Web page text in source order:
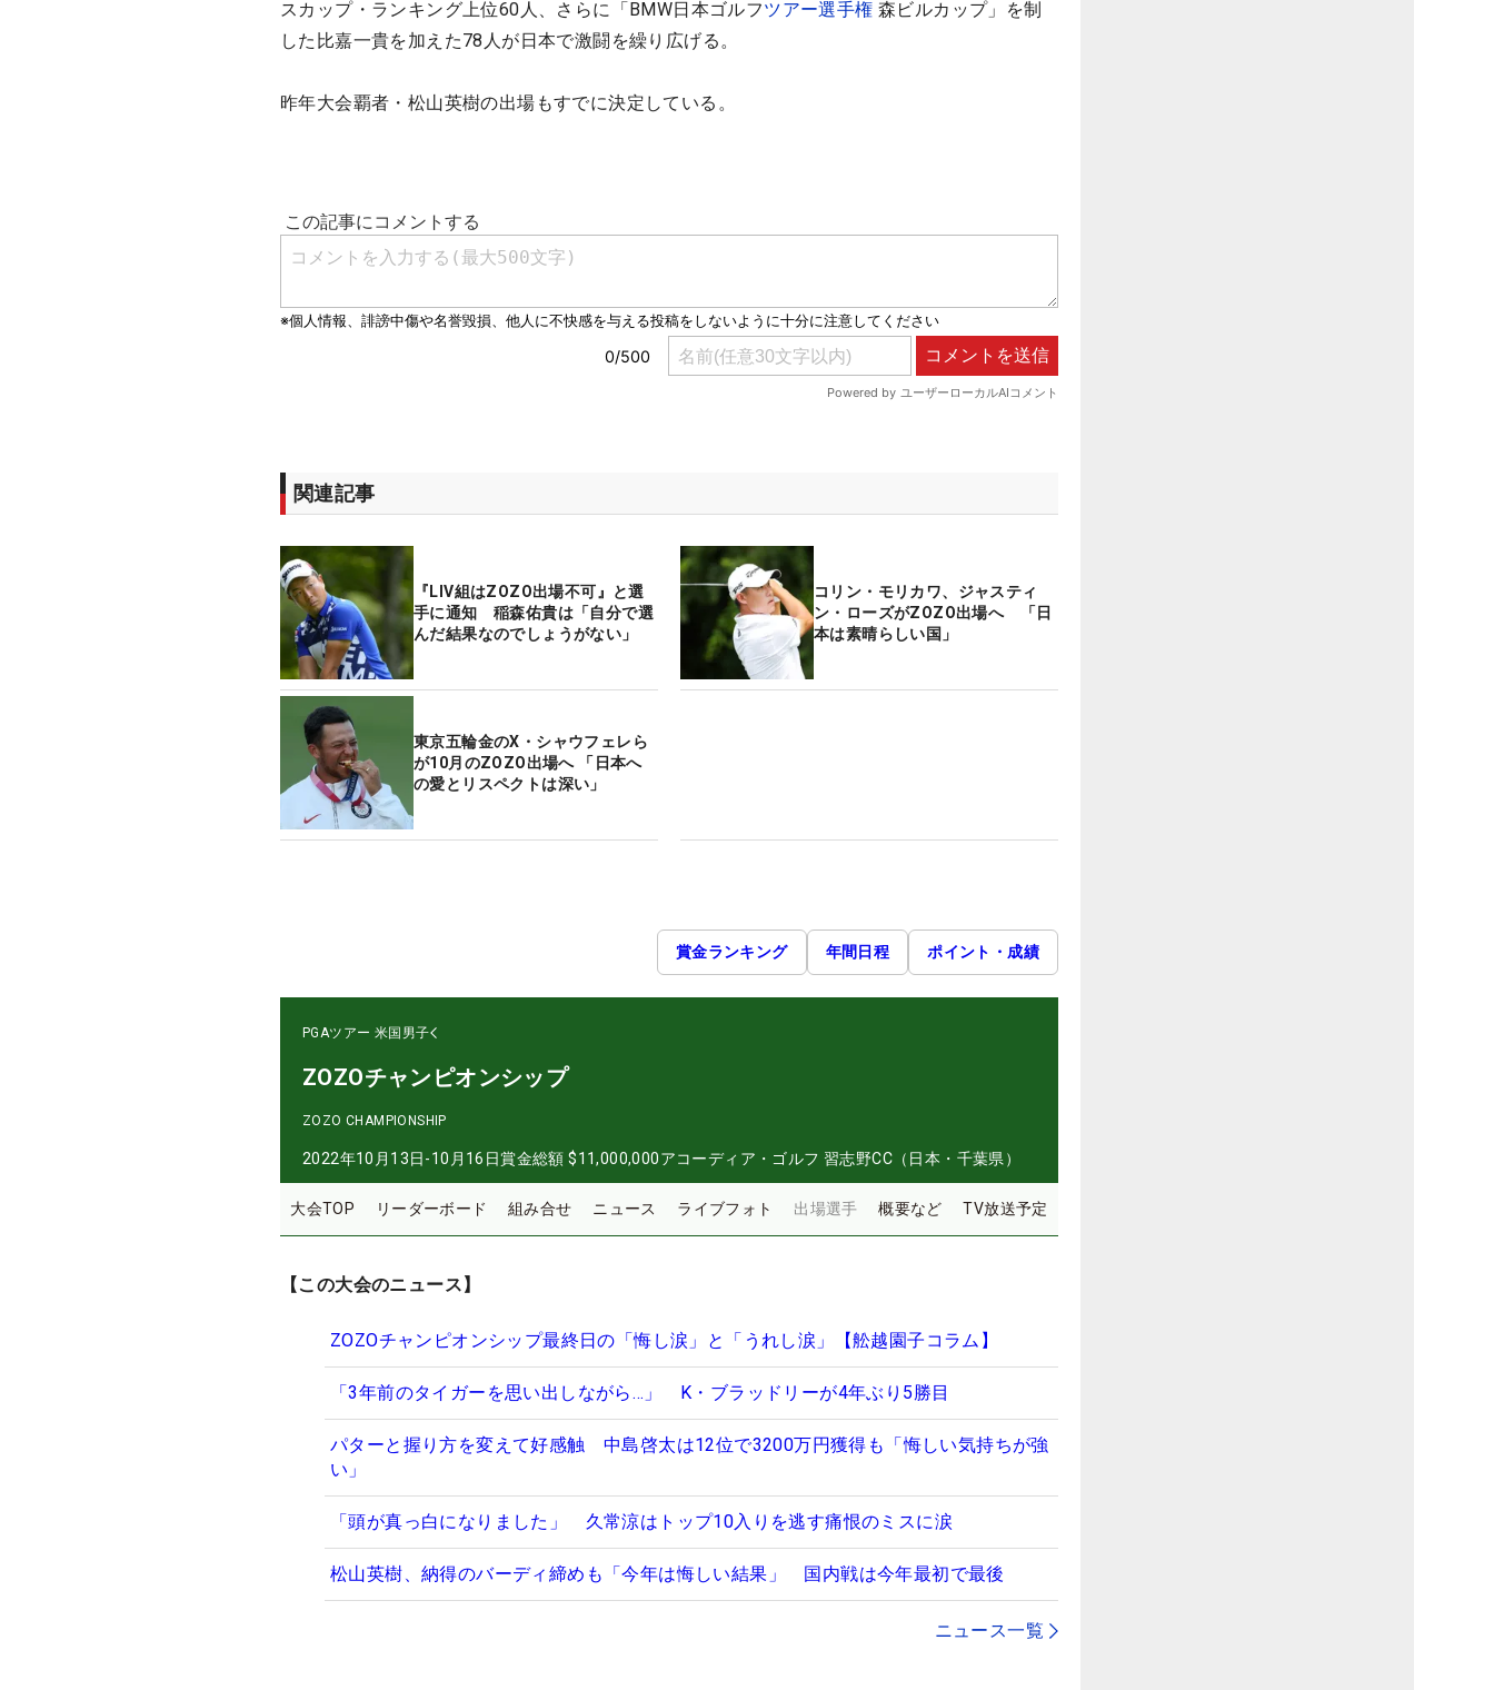
スカップ・ランキング上位60人、さらに「BMW日本ゴルフツアー選手権 森ビルカップ」を制
した比嘉一貴を加えた78人が日本で激闘を繰り広げる。
昨年大会覇者・松山英樹の出場もすでに決定している。
関連記事
『LIV組はZOZO出場不可』と選
手に通知 稲森佑貴は「自分で選
んだ結果なのでしょうがない」
コリン・モリカワ、ジャスティ
ン・ローズがZOZO出場へ 「日
本は素晴らしい国」
東京五輪金のX・シャウフェレら
が10月のZOZO出場へ 「日本へ
の愛とリスペクトは深い」
賞金ランキング 年間日程 ポイント・成績
PGAツアー 米国男子
ZOZOチャンピオンシップ
ZOZO CHAMPIONSHIP
2022年10月13日-10月16日賞金総額 $11,000,000アコーディア・ゴルフ 習志野CC（日本・千葉県）
大会TOP リーダーボード 組み合せ ニュース ライブフォト 出場選手 概要など TV放送予定
【この大会のニュース】
ZOZOチャンピオンシップ最終日の「悔し涙」と「うれし涙」【舩越園子コラム】
「3年前のタイガーを思い出しながら…」 K・ブラッドリーが4年ぶり5勝目
パターと握り方を変えて好感触 中島啓太は12位で3200万円獲得も「悔しい気持ちが強
い」
「頭が真っ白になりました」 久常涼はトップ10入りを逃す痛恨のミスに涙
松山英樹、納得のバーディ締めも「今年は悔しい結果」 国内戦は今年最初で最後
ニュース一覧